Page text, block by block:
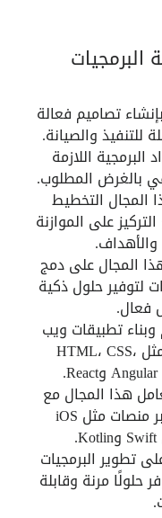
تصاميم فعالة
للتنفيذ والصيانة.
البرمجية اللازمة
بالغرض المطلوب.
المجال التخطيط
على الموازنة
والأهداف.
المجال على دمج
لتوفير حلول ذكية
فعال.
تطبيقات ويب
باستخدام تقنيات البرمجة الحديثة مثل HTML، CSS،
هذا المجال مع
برمجة تطبيقات الهواتف الذكية عبر منصات مثل iOS
تطوير البرمجيات
حلولًا مرنة وقابلة